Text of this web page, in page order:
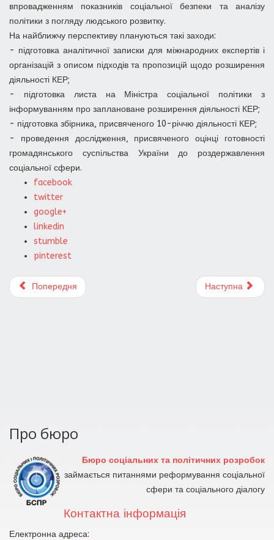
впровадженням показників соціальної безпеки та аналізу
політики з погляду людського розвитку.
На найближчу перспективу плануються такі заходи:
- підготовка аналітичної записки для міжнародних експертів і
організацій з описом підходів та пропозицій щодо розширення
діяльності КЕР;
- підготовка листа на Міністра соціальної політики з
інформуванням про заплановане розширення діяльності КЕР;
- підготовка збірника, присвяченого 10-річчю діяльності КЕР;
- проведення дослідження, присвяченого оцінці готовності
громадянського суспільства України до роздержавлення
соціальної сфери.
facebook
twitter
google+
linkedin
stumble
pinterest
Попередня Наступна
Про бюро
Бюро соціальних та політичних розробок
займається питаннями реформування соціальної
сфери та соціального діалогу
Контактна інформація
Електронна адреса: